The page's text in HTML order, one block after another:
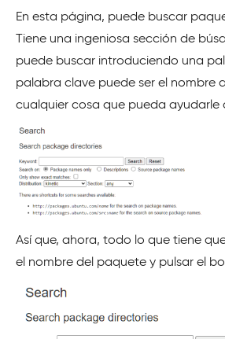
En esta página, puede buscar
Tiene una ingeniosa sección de
puede buscar introduciendo una
palabra clave puede ser el nombre
cualquier cosa que pueda ayudarle
Así que, ahora, todo lo que tiene
el nombre del paquete y pulsar el